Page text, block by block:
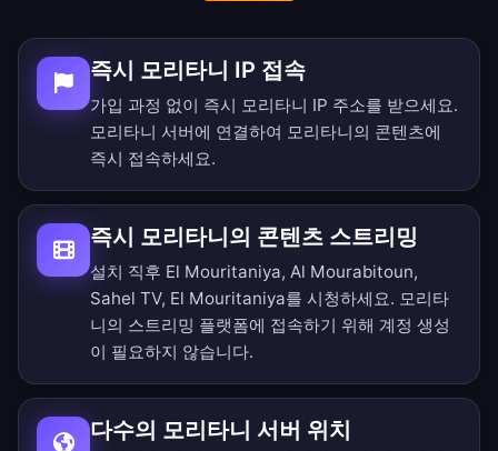
즉시 모리타니 IP 접속
가입 과정 없이 즉시 모리타니 IP 주소를 받으세요.
모리타니 서버에 연결하여 모리타니의 콘텐츠에
즉시 접속하세요.
즉시 모리타니의 콘텐츠 스트리밍
설치 직후 El Mouritaniya, Al Mourabitoun,
Sahel TV, El Mouritaniya를 시청하세요. 모리타
니의 스트리밍 플랫폼에 접속하기 위해 계정 생성
이 필요하지 않습니다.
다수의 모리타니 서버 위치